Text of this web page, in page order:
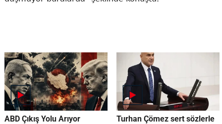
ABD Çıkış Yolu Arıyor
Turhan Çömez sert sözlerle